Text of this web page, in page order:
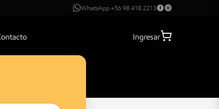
WhatsApp +56 98 418 2213
Ingresar